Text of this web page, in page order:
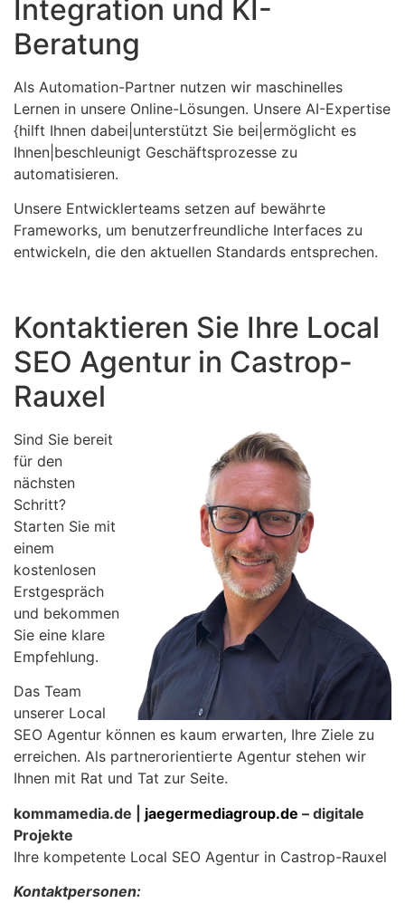
Integration und KI-
Beratung
Als Automation-Partner nutzen wir maschinelles
Lernen in unsere Online-Lösungen. Unsere AI-Expertise
{hilft Ihnen dabei|unterstützt Sie bei|ermöglicht es
Ihnen|beschleunigt Geschäftsprozesse zu
automatisieren.
Unsere Entwicklerteams setzen auf bewährte
Frameworks, um benutzerfreundliche Interfaces zu
entwickeln, die den aktuellen Standards entsprechen.
Kontaktieren Sie Ihre Local
SEO Agentur in Castrop-
Rauxel
Sind Sie bereit
für den
nächsten
Schritt?
Starten Sie mit
einem
kostenlosen
Erstgespräch
und bekommen
Sie eine klare
Empfehlung.
Das Team
unserer Local
SEO Agentur können es kaum erwarten, Ihre Ziele zu
erreichen. Als partnerorientierte Agentur stehen wir
Ihnen mit Rat und Tat zur Seite.
kommamedia.de | jaegermediagroup.de – digitale
Projekte
Ihre kompetente Local SEO Agentur in Castrop-Rauxel
Kontaktpersonen: